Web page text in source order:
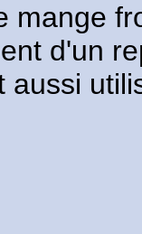
mange
d'un
aussi